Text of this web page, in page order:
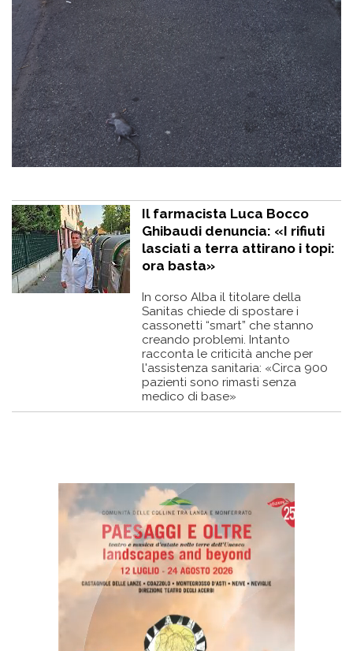
Il farmacista Luca Bocco
Ghibaudi denuncia: «I rifiuti
lasciati a terra attirano i topi:
ora basta»
In corso Alba il titolare della
Sanitas chiede di spostare i
cassonetti “smart” che stanno
creando problemi. Intanto
racconta le criticità anche per
l'assistenza sanitaria: «Circa 900
pazienti sono rimasti senza
medico di base»